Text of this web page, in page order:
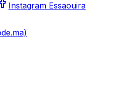
Instagram Essaouira